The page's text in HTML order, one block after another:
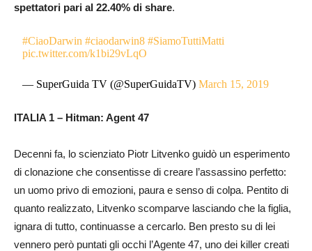
spettatori pari al 22.40% di share.
#CiaoDarwin #ciaodarwin8 #SiamoTuttiMatti
pic.twitter.com/k1bi29vLqO
— SuperGuida TV (@SuperGuidaTV)March 15, 2019
ITALIA 1 – Hitman: Agent 47
Decenni fa, lo scienziato Piotr Litvenko guidò un esperimento
di clonazione che consentisse di creare l’assassino perfetto:
un uomo privo di emozioni, paura e senso di colpa. Pentito di
quanto realizzato, Litvenko scomparve lasciando che la figlia,
ignara di tutto, continuasse a cercarlo. Ben presto su di lei
vennero però puntati gli occhi l’Agente 47, uno dei killer creati